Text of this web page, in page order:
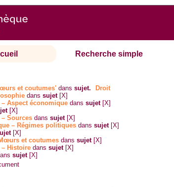
Recherche simple
et coutumes' danssujet.
Droit
danssujet [X]
– Aspect économique danssujet [X]
[X]
– Sources danssujet [X]
– Régimes politiques danssujet [X]
[X]
et coutumes danssujet [X]
– Histoire danssujet [X]
sujet [X]